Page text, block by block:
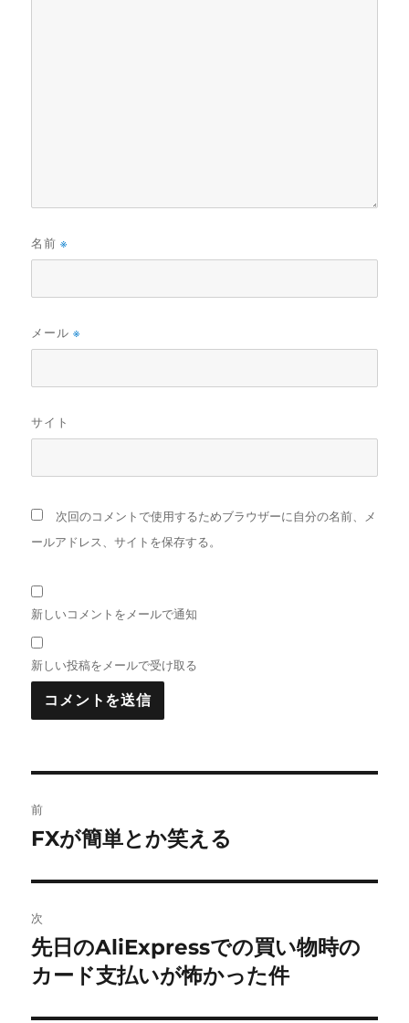
名前※
メール※
サイト
次回のコメントで使用するためブラウザーに自分の名前、メ
ールアドレス、サイトを保存する。
新しいコメントをメールで通知
新しい投稿をメールで受け取る
稿
ビ
ゲ
ー
前
前
投
稿:
FXが簡単とか笑える
次
次
の
先日のAliExpressでの買い物時の
カード支払いが怖かった件